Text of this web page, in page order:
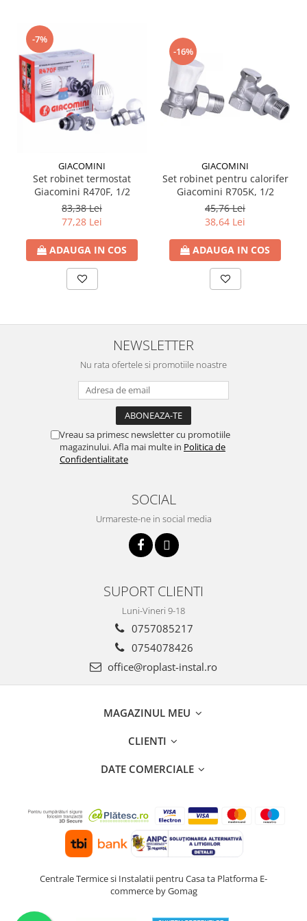
Amenajare bucatarie
Promotii pachete chiuveta +
baterie
CHIUVETE BUCATARIE
Chiuvete bucatarie din compozit
Chiuveta bucatarie inox
Baterie bucatarie
Tuburi Flexibile Hota
Accesorii bucatarie
Accesorii chiuvete bucatarie
Instalatii apa/gaz/canalizare
FILTRARE PENTRU APA SI PIESE DE
Cartuse ( Rezerve filtre apa)
Mufa rapida pt teava PEHD
Teava Compresiune
Fitinguri Compresiune
HIDRANTI SI ACCESORII
Pompe submersibile
Pompe pentru testare instalatii
APOMETRE/ CAMIN APOMETRE
Teu redus Cupru
Teava PPR
Fitinguri PPR
pluviale
-7%
GIACOMINI
Set robinet termostat
Giacomini R470F, 1/2
83,38 Lei
77,28 Lei
ADAUGA IN COS
-16%
GIACOMINI
Set robinet pentru calorifer
Giacomini R705K, 1/2
45,76 Lei
38,64 Lei
ADAUGA IN COS
NEWSLETTER
Nu rata ofertele si promotiile noastre
Vreau sa primesc newsletter cu promotiile
magazinului. Afla mai multe in Politica de
Confidentialitate
SOCIAL
Urmareste-ne in social media
SUPORT CLIENTI
Luni-Vineri 9-18
0757085217
0754078426
office@roplast-instal.ro
MAGAZINUL MEU
CLIENTI
DATE COMERCIALE
Centrale Termice si Instalatii pentru Casa ta Platforma E-
commerce by Gomag